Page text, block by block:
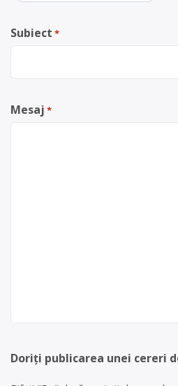
Subiect *
Mesaj *
Doriți publicarea unei cereri